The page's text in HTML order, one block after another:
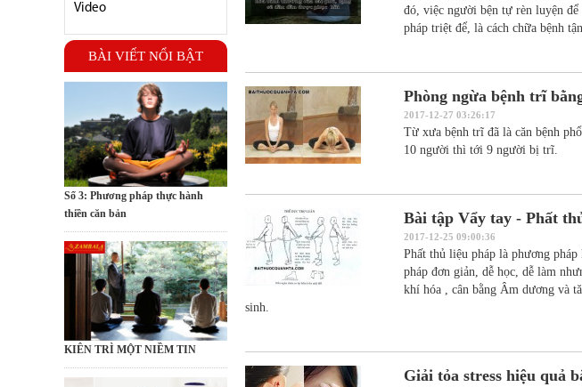
Video
BÀI VIẾT NỔI BẬT
Số 3: Phương pháp thực hành
thiền căn bản
KIÊN TRÌ MỘT NIỀM TIN
đó, việc người bện tự rèn luyện
pháp triệt để, là cách chữa bệnh
Phòng ngừa bệnh trĩ
2017-12-27 03:26:17
Từ xưa bệnh trĩ đã là căn bệnh
10 người thì tới 9 người bị trĩ.
Bài tập Vẩy tay - Phất
2017-12-25 09:00:36
Phất thủ liệu pháp là phương
pháp đơn giản, dễ học, dễ làm
khí hóa , cân bằng Âm dương và
sinh.
Giải tỏa stress hiệu quả